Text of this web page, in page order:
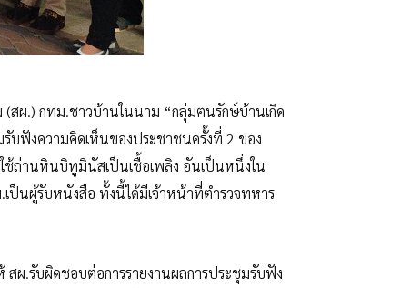
สผ.) กทม.ชาวบ้านในนาม “กลุ่มฅนรักษ์บ้านเกิด
บฟังความคิดเห็นของประชาชนครั้งที่ 2 ของ
ช้ถ่านหินบิทูมินัสเป็นเชื้อเพลิง อันเป็นหนึ่งใน
ป็นผู้รับหนังสือ ทั้งนี้ได้มีเจ้าหน้าที่ตำรวจทหาร
ผ.รับผิดชอบต่อการรายงานผลการประชุมรับฟัง